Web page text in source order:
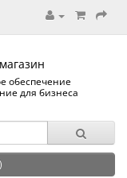
обеспечение
для бизнеса